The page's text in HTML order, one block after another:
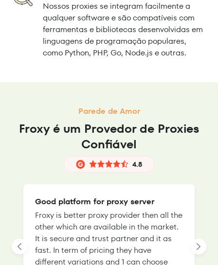
Nossos proxies se integram facilmente a
qualquer software e são compatíveis com
ferramentas e bibliotecas desenvolvidas em
linguagens de programação populares,
como Python, PHP, Go, Node.js e outras.
Parede de Amor
Froxy é um Provedor de Proxies
Confiável
4.8
Good platform for proxy server
Froxy is better proxy provider then all the
other which are available in the market.
It is secure and trust partner and it as
fast. In term of pricing they have
different variations and 1 can choose